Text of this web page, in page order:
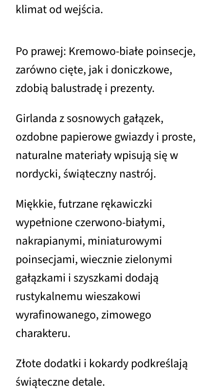
klimat od wejścia.
Po prawej: Kremowo-białe poinsecje,
zarówno cięte, jak i doniczkowe,
zdobią balustradę i prezenty.
Girlanda z sosnowych gałązek,
ozdobne papierowe gwiazdy i proste,
naturalne materiały wpisują się w
nordycki, świąteczny nastrój.
Miękkie, futrzane rękawiczki
wypełnione czerwono-białymi,
nakrapianymi, miniaturowymi
poinsecjami, wiecznie zielonymi
gałązkami i szyszkami dodają
rustykalnemu wieszakowi
wyrafinowanego, zimowego
charakteru.
Złote dodatki i kokardy podkreślają
świąteczne detale.